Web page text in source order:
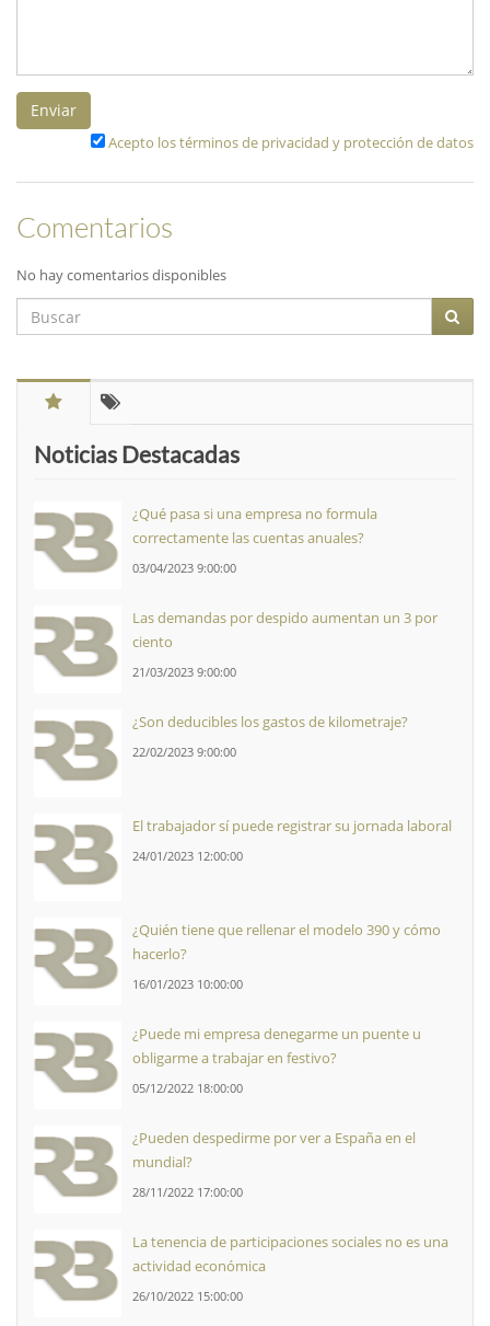
Enviar
Acepto los términos de privacidad y protección de datos
Comentarios
No hay comentarios disponibles
Noticias Destacadas
¿Qué pasa si una empresa no formula
correctamente las cuentas anuales?
03/04/2023 9:00:00
Las demandas por despido aumentan un 3 por
ciento
21/03/2023 9:00:00
¿Son deducibles los gastos de kilometraje?
22/02/2023 9:00:00
El trabajador sí puede registrar su jornada laboral
24/01/2023 12:00:00
¿Quién tiene que rellenar el modelo 390 y cómo
hacerlo?
16/01/2023 10:00:00
¿Puede mi empresa denegarme un puente u
obligarme a trabajar en festivo?
05/12/2022 18:00:00
¿Pueden despedirme por ver a España en el
mundial?
28/11/2022 17:00:00
La tenencia de participaciones sociales no es una
actividad económica
26/10/2022 15:00:00